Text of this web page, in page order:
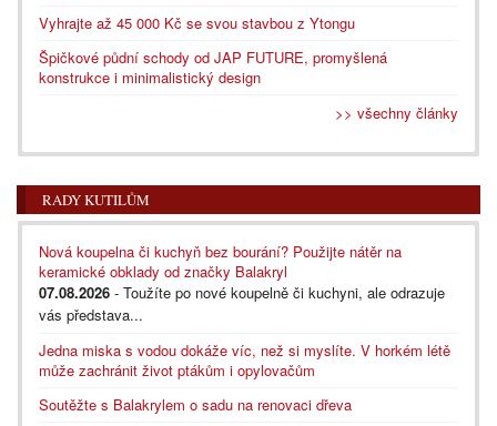
Vyhrajte až 45 000 Kč se svou stavbou z Ytongu
Špičkové půdní schody od JAP FUTURE, promyšlená
konstrukce i minimalistický design
>> všechny články
RADY KUTILŮM
Nová koupelna či kuchyň bez bourání? Použijte nátěr na
keramické obklady od značky Balakryl
07.08.2026 - Toužíte po nové koupelně či kuchyni, ale odrazuje
vás představa...
Jedna miska s vodou dokáže víc, než si myslíte. V horkém létě
může zachránit život ptákům i opylovačům
Soutěžte s Balakrylem o sadu na renovaci dřeva